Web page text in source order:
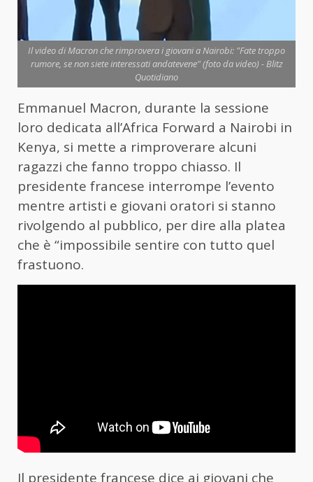
Il video di Macron che rimprovera i giovani a Nairobi: "Fate troppo
rumore, se non siete interessati andatevene" (foto da video) - Blitz
Quotidiano
Emmanuel Macron, durante la sessione
loro dedicata all’Africa Forward a Nairobi in
Kenya, si mette a rimproverare alcuni
ragazzi che fanno troppo chiasso. Il
presidente francese interrompe l’evento
mentre artisti e giovani oratori si stanno
rivolgendo al pubblico, per dire alla platea
che è “impossibile sentire con tutto quel
frastuono.
Il presidente francese dice ai giovani che